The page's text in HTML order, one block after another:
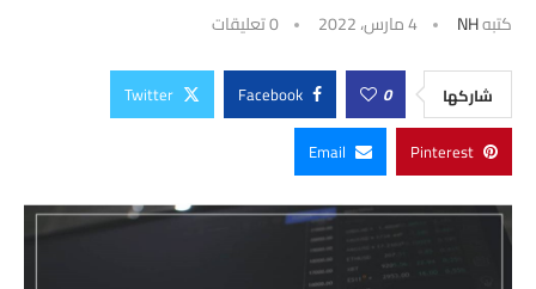
كتبهNH 4 مارس، 2022 0 تعليقات
شاركها 0
Facebook
Twitter
Pinterest
Email